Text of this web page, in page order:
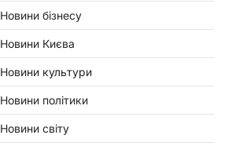
Новини бізнесу
Новини Києва
Новини культури
Новини політики
Новини світу